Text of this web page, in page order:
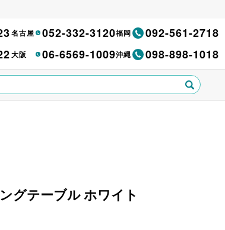
名古屋 052-332-3120福岡 092-561-2718
大阪 06-6569-1009沖縄 098-898-1018
グテーブル ホワイト